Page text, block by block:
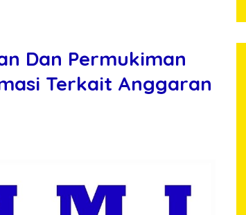
Dan Permukiman
Terkait Anggaran